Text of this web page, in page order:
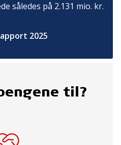
således på 2.131 mio. kr.
2025
til?